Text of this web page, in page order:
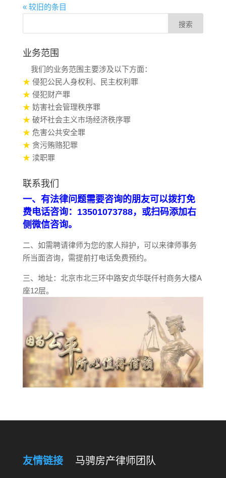
« 较旧的条目
业务范围
我们的业务范围主要涉及以下方面：
★ 侵犯公民人身权利、民主权利罪
★ 侵犯财产罪
★ 妨害社会管理秩序罪
★ 破坏社会主义市场经济秩序罪
★ 危害公共安全罪
★ 贪污贿赂犯罪
★ 渎职罪
联系我们
一、有法律问题需要咨询的朋友可以拨打免
费电话咨询：13501073788，或扫码添加右
侧微信咨询。
二、如需聘请律师为您的家人辩护，可以来律师事务
所当面咨询，需提前打电话免费预约。
三、地址：北京市北三环中路安贞华联仟村商务大楼A
座12层。
友情链接 马骋房产律师团队